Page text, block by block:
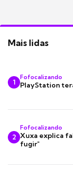
Mais lidas
1
Fofocalizando
PlayStation
2
Fofocalizando
Xuxa explica
fugir"